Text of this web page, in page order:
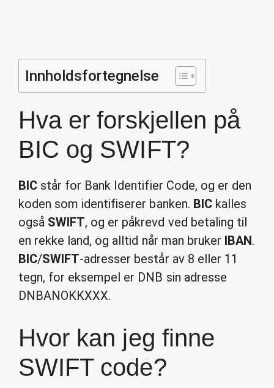
Innholdsfortegnelse
Hva er forskjellen på
BIC og SWIFT?
BIC står for Bank Identifier Code, og er den
koden som identifiserer banken. BICkalles
også SWIFT, og er påkrevd ved betaling til
en rekke land, og alltid når man bruker IBAN.
BIC/SWIFT-adresser består av 8 eller 11
tegn, for eksempel er DNB sin adresse
DNBANOKKXXX.
Hvor kan jeg finne
SWIFT code?